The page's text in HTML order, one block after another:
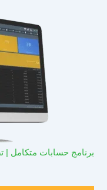
برنامج حسابات متكامل |